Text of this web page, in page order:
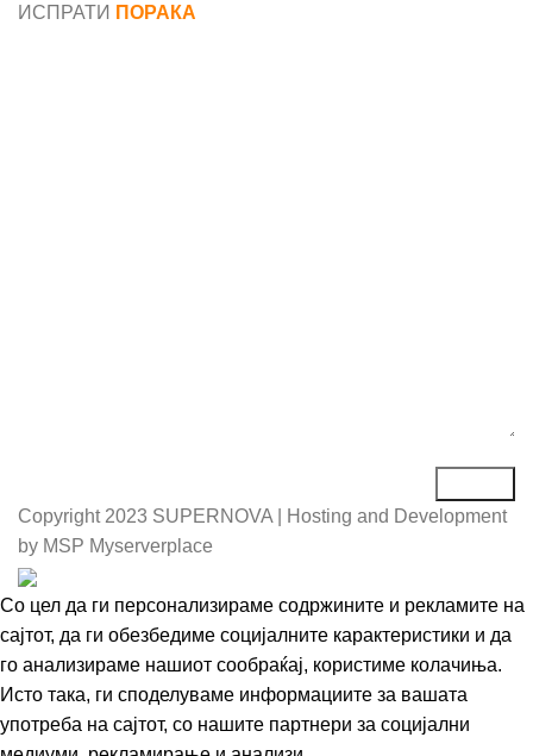
ИСПРАТИ ПОРАКА
Copyright 2023 SUPERNOVA | Hosting and Development
by MSP Myserverplace
Со цел да ги персонализираме содржините и рекламите на
сајтот, да ги обезбедиме социјалните карактеристики и да
го анализираме нашиот сообраќај, користиме колачиња.
Исто така, ги споделуваме информациите за вашата
употреба на сајтот, со нашите партнери за социјални